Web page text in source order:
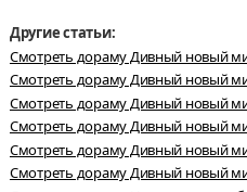
Другие статьи:
Смотреть дораму Дивный новый
Смотреть дораму Дивный новый
Смотреть дораму Дивный новый
Смотреть дораму Дивный новый
Смотреть дораму Дивный новый
Смотреть дораму Дивный новый